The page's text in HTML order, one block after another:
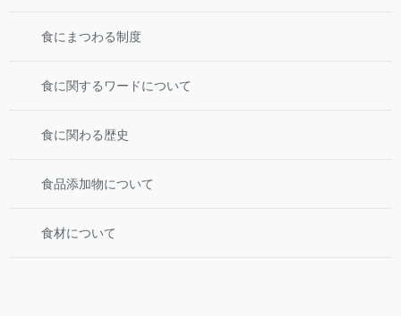
食にまつわる制度
食に関するワードについて
食に関わる歴史
食品添加物について
食材について